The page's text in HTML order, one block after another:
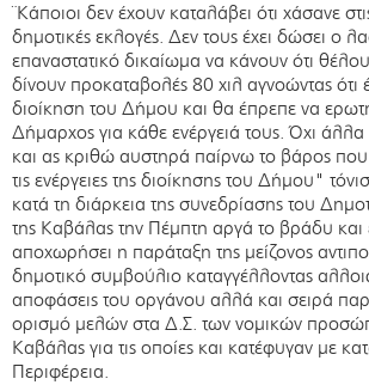
¨Κάποιοι δεν έχουν καταλάβει ότι χάσανε
δημοτικές εκλογές. Δεν τους έχει δώσει ο
επαναστατικό δικαίωμα να κάνουν ότι
δίνουν προκαταβολές 80 χιλ αγνοώντας ότι
διοίκηση του Δήμου και θα έπρεπε να
Δήμαρχος για κάθε ενέργειά τους. Όχι άλλα
και ας κριθώ αυστηρά παίρνω το βάρος που
τις ενέργειες της διοίκησης του Δήμου"
κατά τη διάρκεια της συνεδρίασης του
της Καβάλας την Πέμπτη αργά το βράδυ και
αποχωρήσει η παράταξη της μείζονος
δημοτικό συμβούλιο καταγγέλλοντας
αποφάσεις του οργάνου αλλά και σειρά
ορισμό μελών στα Δ.Σ. των νομικών
Καβάλας για τις οποίες και κατέφυγαν με
Περιφέρεια.